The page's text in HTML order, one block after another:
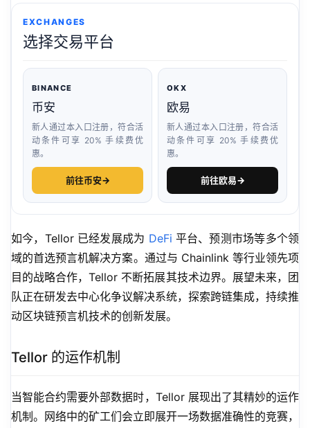
EXCHANGES
选择交易平台
BINANCE
币安
新人通过本入口注册，符合活
动条件可享 20% 手续费优
惠。
前往币安→
OKX
欧易
新人通过本入口注册，符合活
动条件可享 20% 手续费优
惠。
前往欧易→
如今，Tellor 已经发展成为 DeFi 平台、预测市场等多个领
域的首选预言机解决方案。通过与 Chainlink 等行业领先项
目的战略合作，Tellor 不断拓展其技术边界。展望未来，团
队正在研发去中心化争议解决系统，探索跨链集成，持续推
动区块链预言机技术的创新发展。
Tellor 的运作机制
当智能合约需要外部数据时，Tellor 展现出了其精妙的运作
机制。网络中的矿工们会立即展开一场数据准确性的竞赛，